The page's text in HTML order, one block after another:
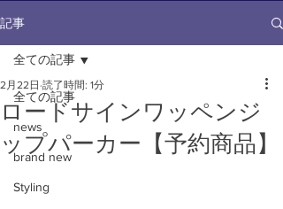
記事
全ての記事
news
brand new
Styling
全ての記事
ロードサインワッペンジ
ップパーカー【予約商品】
2月22日 読了時間: 1分